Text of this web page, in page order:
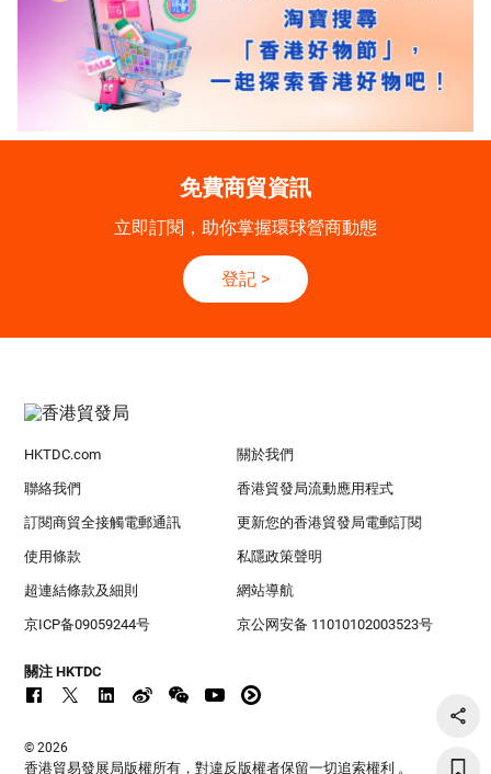
免費商貿資訊
立即訂閱，助你掌握環球營商動態
登記 >
HKTDC.com 關於我們
聯絡我們 香港貿發局流動應用程式
訂閱商貿全接觸電郵通訊 更新您的香港貿發局電郵訂閱
使用條款 私隱政策聲明
超連結條款及細則 網站導航
京ICP备09059244号 京公网安备 11010102003523号
關注 HKTDC
© 2026
香港貿易發展局版權所有，對違反版權者保留一切追索權利 。